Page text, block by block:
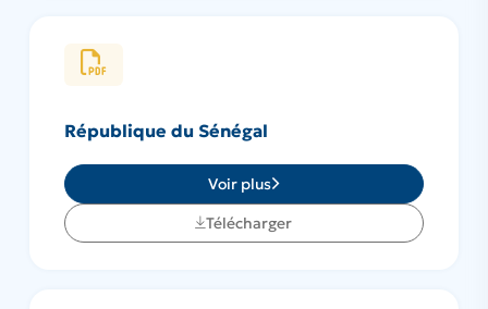
République du Sénégal
Voir plus
Télécharger